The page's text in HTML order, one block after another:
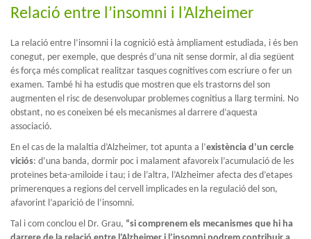
Relació entre l’insomni i l’Alzheimer
La relació entre l’insomni i la cognició està àmpliament estudiada, i és ben
conegut, per exemple, que després d’una nit sense dormir, al dia següent
és força més complicat realitzar tasques cognitives com escriure o fer un
examen. També hi ha estudis que mostren que els trastorns del son
augmenten el risc de desenvolupar problemes cognitius a llarg termini. No
obstant, no es coneixen bé els mecanismes al darrere d’aquesta
associació.
En el cas de la malaltia d’Alzheimer, tot apunta a l’existència d’un cercle
viciós: d’una banda, dormir poc i malament afavoreix l’acumulació de les
proteïnes beta-amiloide i tau; i de l’altra, l’Alzheimer afecta des d’etapes
primerenques a regions del cervell implicades en la regulació del son,
afavorint l’aparició de l’insomni.
Tal i com conclou el Dr. Grau, “si comprenem els mecanismes que hi ha